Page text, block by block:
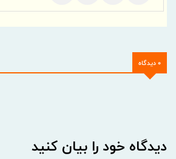
0 دیدگاه
دیدگاه خود را بیان کنید